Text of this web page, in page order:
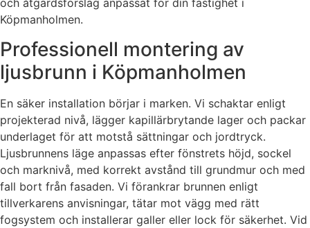
och åtgärdsförslag anpassat för din fastighet i
Köpmanholmen.
Professionell montering av
ljusbrunn i Köpmanholmen
En säker installation börjar i marken. Vi schaktar enligt
projekterad nivå, lägger kapillärbrytande lager och packar
underlaget för att motstå sättningar och jordtryck.
Ljusbrunnens läge anpassas efter fönstrets höjd, sockel
och marknivå, med korrekt avstånd till grundmur och med
fall bort från fasaden. Vi förankrar brunnen enligt
tillverkarens anvisningar, tätar mot vägg med rätt
fogsystem och installerar galler eller lock för säkerhet. Vid